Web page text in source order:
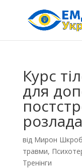
Курс
для
від Мирон
травми,
Тренінги